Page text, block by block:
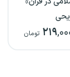
۲۱۹ تومان